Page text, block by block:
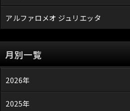
アルファロメオ ジュリエッタ
月別一覧
2026年
2025年